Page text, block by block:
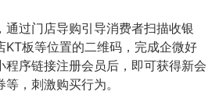
通过门店导购引导消费者扫描收银
KT板等位置的二维码，完成企微好
程序链接注册会员后，即可获得新会
，刺激购买行为。